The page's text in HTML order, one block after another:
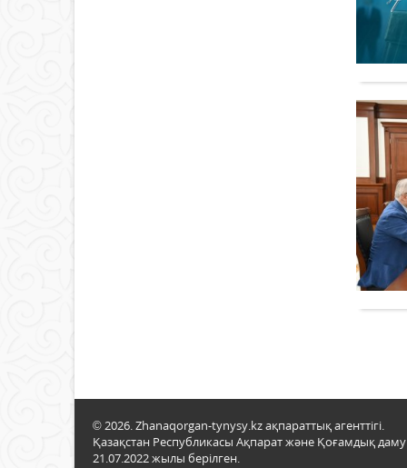
© 2026. Zhanaqorgan-tynysy.kz ақпараттық агенттігі.
Қазақстан Республикасы Ақпарат және Қоғамдық даму
21.07.2022 жылы берілген.